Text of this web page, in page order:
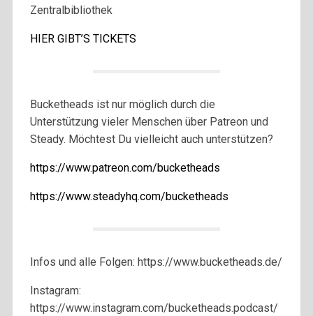
Zentralbibliothek
HIER GIBT’S TICKETS
Bucketheads ist nur möglich durch die
Unterstützung vieler Menschen über Patreon und
Steady. Möchtest Du vielleicht auch unterstützen?
https://www.patreon.com/bucketheads
https://www.steadyhq.com/bucketheads
Infos und alle Folgen: https://www.bucketheads.de/
Instagram:
https://www.instagram.com/bucketheads.podcast/